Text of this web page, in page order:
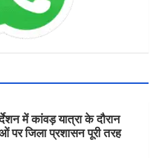
t
e b
में कांवड़ यात्रा के दौरान
पर जिला प्रशासन पूरी तरह